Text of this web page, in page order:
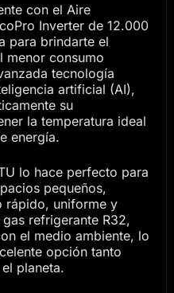
con el Aire
Inverter de 12.000
para brindarte el
menor consumo
tecnología
artificial (AI),
su
la temperatura ideal
energía.
lo hace perfecto para
pequeños,
rápido, uniforme y
refrigerante R32,
el medio ambiente, lo
opción tanto
planeta.